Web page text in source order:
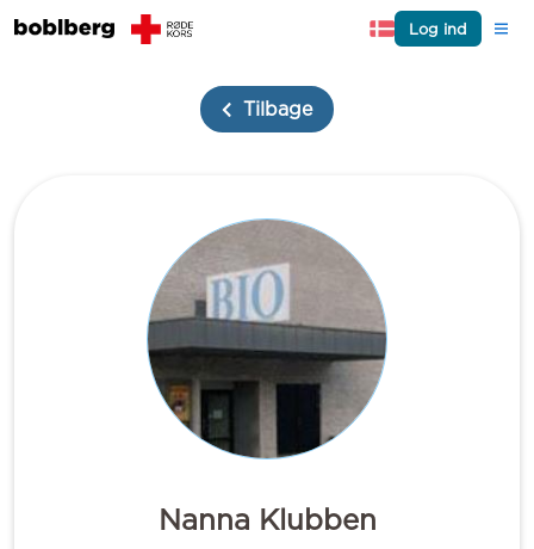
Log ind
Tilbage
Nanna Klubben